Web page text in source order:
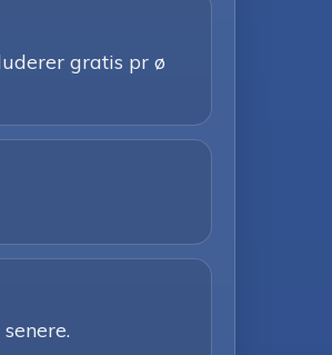
gratis pr ø